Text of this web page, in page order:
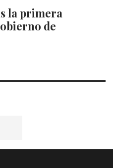
la primera
de